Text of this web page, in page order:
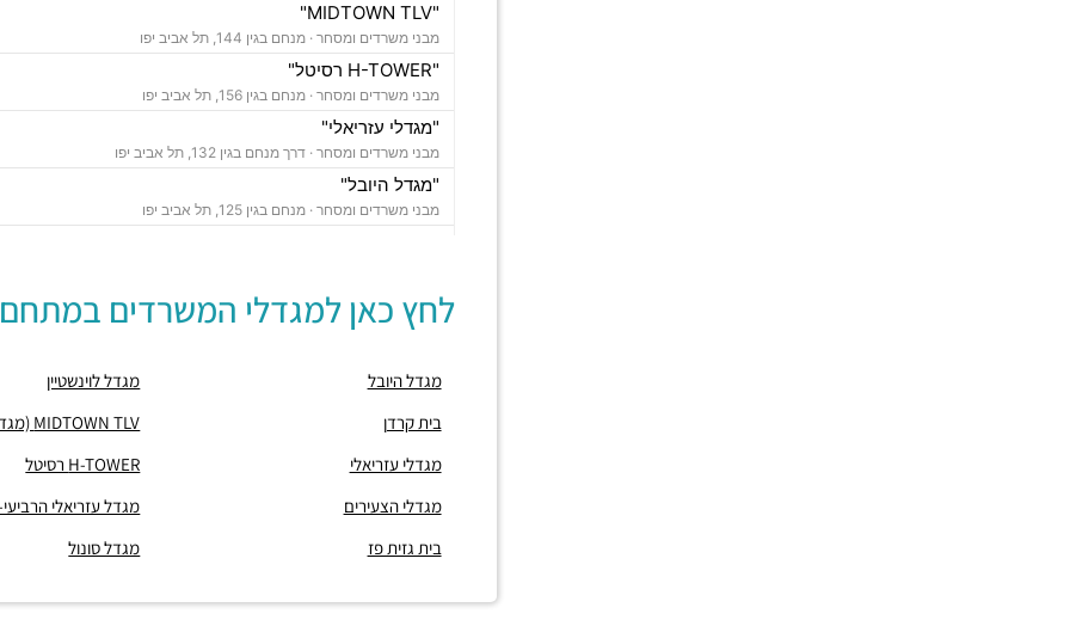
"MIDTOWN TLV"
מבני משרדים ומסחר · מנחם בגין 144, תל אביב יפו
"H-TOWER רסיטל"
מבני משרדים ומסחר · מנחם בגין 156, תל אביב יפו
"מגדלי עזריאלי"
מבני משרדים ומסחר · דרך מנחם בגין 132, תל אביב יפו
"מגדל היובל"
מבני משרדים ומסחר · מנחם בגין 125, תל אביב יפו
"מגדל לוינשטיין"
מבני משרדים ומסחר ·מנחם בגין 23, תל אביב יפו
מבני משרדים ומסחר ·
"מגדל סונול"
"מגדל עזריאלי הרביעי-האליפסה"
מבני משרדים ומסחר ·
מבני משרדים ומסחר ·
לחץ כאן למגדלי המשרדים
מגדל היובל
מגדל לוינשטיין
בית קרדן
MIDTOWN TLV (מגדל מידטאון)
מגדלי עזריאלי
H-TOWER רסיטל
מגדלי הצעירים
מגדל עזריאלי
בית גזית פז
מגדל סונול